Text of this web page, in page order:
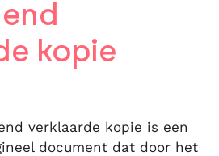
kopie
verklaarde kopie is een
document dat door het